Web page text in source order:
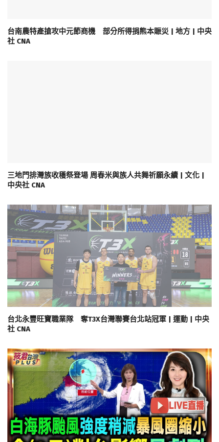
台南農特產搶攻中元節商機 部分所得捐熊本賑災 | 地方 | 中央
社 CNA
三地門排灣族收穫祭登場 周春米與族人共舞祈願永續 | 文化 |
中央社 CNA
台北永豐旺寶職業隊 奪T3X台灣聯賽台北站冠軍 | 運動 | 中央
社 CNA